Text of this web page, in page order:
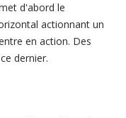
d'abord le
actionnant un
en action. Des
dernier.